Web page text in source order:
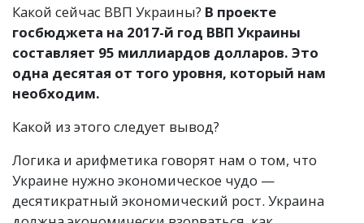
Какой сейчас ВВП Украины? В проекте
госбюджета на 2017-й год ВВП Украины
составляет 95 миллиардов долларов. Это
одна десятая от того уровня, который нам
необходим.
Какой из этого следует вывод?
Логика и арифметика говорят нам о том, что
Украине нужно экономическое чудо —
десятикратный экономический рост. Украина